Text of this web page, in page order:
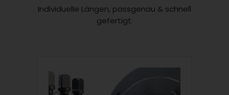
Individuelle Längen, passgenau & schnell
gefertigt.